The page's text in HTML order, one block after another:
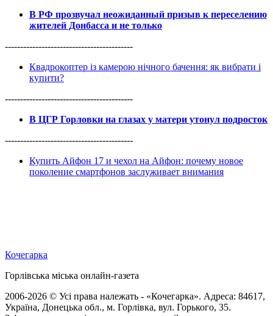
В РФ прозвучал неожиданный призыв к переселению
жителей Донбасса и не только
------------------------------------------
Квадрокоптер із камерою нічного бачення: як вибрати і
купити?
------------------------------------------
В ЦГР Горловки на глазах у матери утонул подросток
------------------------------------------
Купить Айфон 17 и чехол на Айфон: почему новое
поколение смартфонов заслуживает внимания
Кочегарка
Горлівська міська онлайн-газета
2006-2026 © Усі права належать - «Кочегарка». Адреса: 84617,
Україна, Донецька обл., м. Горлівка, вул. Горького, 35.